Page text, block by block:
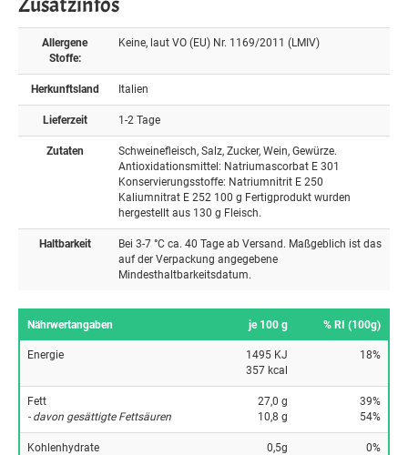
Allergene
Stoffe:
Keine, laut VO (EU) Nr. 1169/2011 (LMIV)
Herkunftsland Italien
Lieferzeit 1-2 Tage
Zutaten
Schweinefleisch, Salz, Zucker, Wein, Gewürze.
Antioxidationsmittel: Natriumascorbat E 301
Konservierungsstoffe: Natriumnitrit E 250
Kaliumnitrat E 252 100 g Fertigprodukt wurden
hergestellt aus 130 g Fleisch.
Haltbarkeit
Bei 3-7 °C ca. 40 Tage ab Versand. Maßgeblich ist das
auf der Verpackung angegebene
Mindesthaltbarkeitsdatum.
Nährwertangaben je 100 g % RI (100g)
Energie
1495 KJ
357 kcal
18%
Fett
- davon gesättigte Fettsäuren
27,0 g
10,8 g
39%
54%
Kohlenhydrate
0,5g
0%